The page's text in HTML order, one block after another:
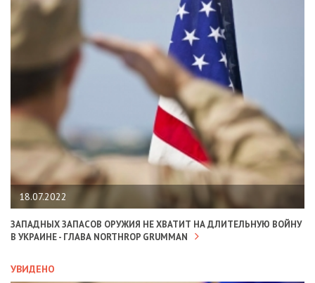
18.07.2022
ЗАПАДНЫХ ЗАПАСОВ ОРУЖИЯ НЕ ХВАТИТ НА ДЛИТЕЛЬНУЮ ВОЙНУ
В УКРАИНЕ - ГЛАВА NORTHROP GRUMMAN
УВИДЕНО